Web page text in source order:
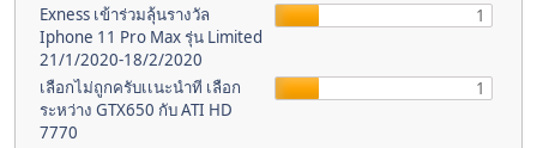
Exness เข้าร่วมลุ้นรางวัล
Iphone 11 Pro Max รุ่น Limited
21/1/2020-18/2/2020
1
เลือกไม่ถูกครับเเนะนำที เลือก
ระหว่าง GTX650 กับ ATI HD
7770
1